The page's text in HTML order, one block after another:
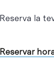
Reserva la
Reservar